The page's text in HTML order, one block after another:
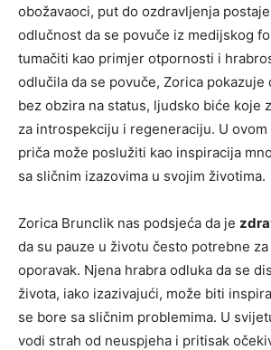
obožavaoci, put do ozdravljenja
odlučnost da se povuče iz medijskog
tumačiti kao primjer otpornosti i
odlučila da se povuče, Zorica pokazuje
bez obzira na status, ljudsko biće koje
za introspekciju i regeneraciju. U
priča može poslužiti kao inspiracija
sa sličnim izazovima u svojim životima.
Zorica Brunclik nas podsjeća da je
da su pauze u životu često potrebne
oporavak. Njena hrabra odluka da se
života, iako izazivajući, može biti
se bore sa sličnim problemima. U
vodi strah od neuspjeha i pritisak